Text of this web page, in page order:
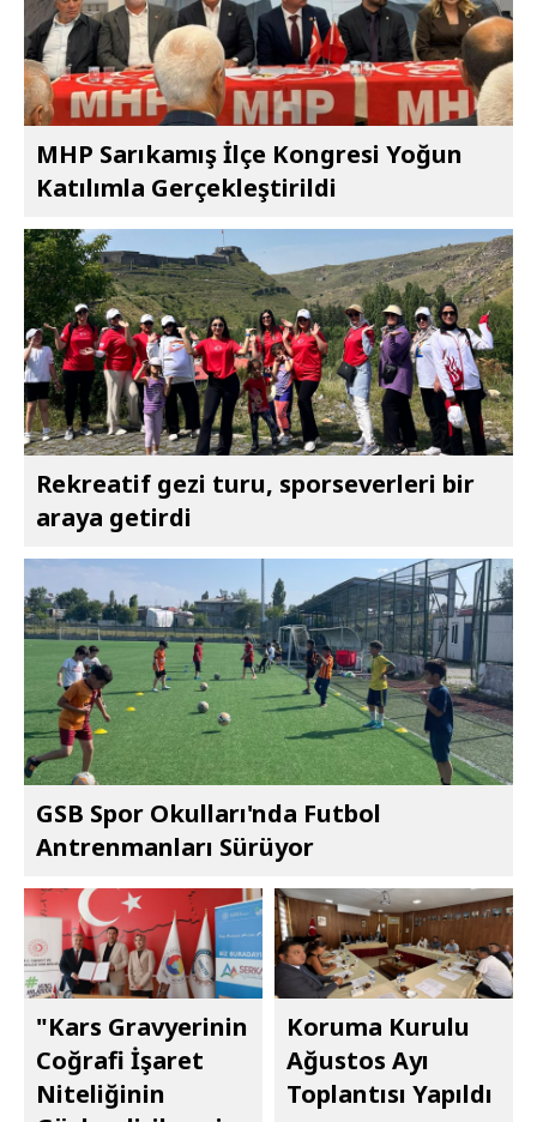
MHP Sarıkamış İlçe Kongresi Yoğun
Katılımla Gerçekleştirildi
Rekreatif gezi turu, sporseverleri bir
araya getirdi
GSB Spor Okulları'nda Futbol
Antrenmanları Sürüyor
"Kars Gravyerinin
Coğrafi İşaret
Niteliğinin
Koruma Kurulu
Ağustos Ayı
Toplantısı Yapıldı